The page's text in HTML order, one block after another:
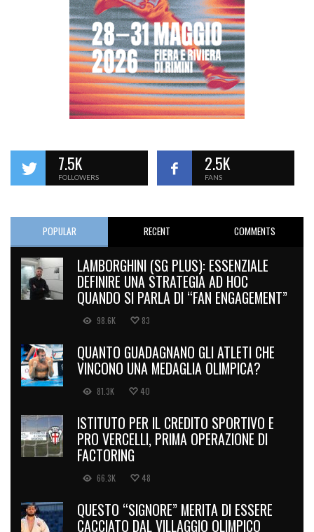
7.5K
FOLLOWERS
2.5K
FANS
POPULAR RECENT COMMENTS
LAMBORGHINI (SG PLUS): ESSENZIALE
DEFINIRE UNA STRATEGIA AD HOC
QUANDO SI PARLA DI “FAN ENGAGEMENT”
98.6K 83
QUANTO GUADAGNANO GLI ATLETI CHE
VINCONO UNA MEDAGLIA OLIMPICA?
81.3K 40
ISTITUTO PER IL CREDITO SPORTIVO E
PRO VERCELLI, PRIMA OPERAZIONE DI
FACTORING
66.3K 48
QUESTO “SIGNORE” MERITA DI ESSERE
CACCIATO DAL VILLAGGIO OLIMPICO